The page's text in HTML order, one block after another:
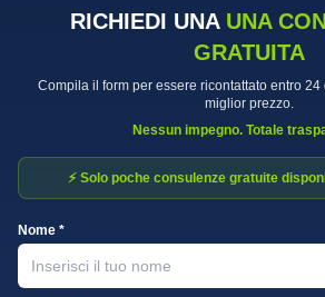
RICHIEDI UNA UNA
GRATUITA
Compila il form per essere ricontattato entro 24
miglior prezzo.
Nessun impegno. Totale
⚡ Solo poche consulenze gratuite
Nome *